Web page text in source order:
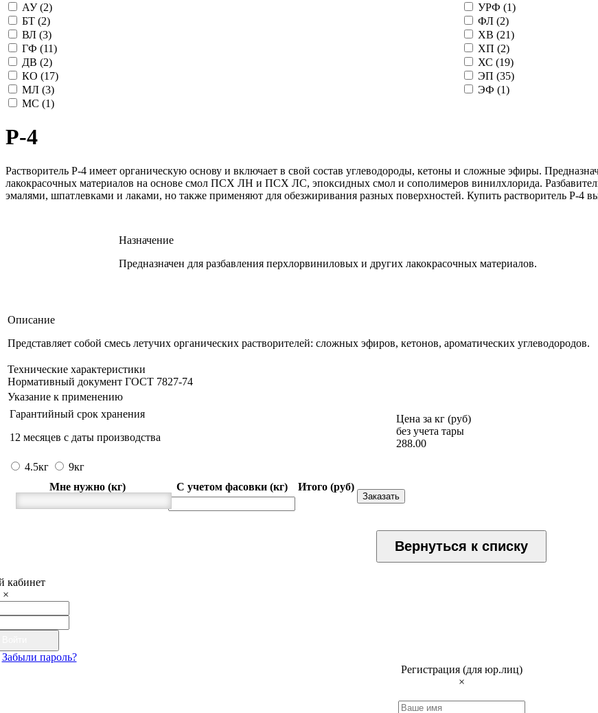
АУ (2)
БТ (2)
ВЛ (3)
ГФ (11)
ДВ (2)
КО (17)
МЛ (3)
МС (1)
УРФ (1)
ФЛ (2)
ХВ (21)
ХП (2)
ХС (19)
ЭП (35)
ЭФ (1)
Р-4
Растворитель Р-4 имеет органическую основу и включает в свой состав углеводороды, кетоны и сложные эфиры.
лакокрасочных материалов на основе смол ПСХ ЛН и ПСХ ЛС, эпоксидных смол и сополимеров винилхлорида.
эмалями, шпатлевками и лаками, но также применяют для обезжиривания разных поверхностей. Купить растворитель Р-4
Назначение
Предназначен для разбавления перхлорвиниловых и других лакокрасочных материалов.
Описание
Представляет собой смесь летучих органических растворителей: сложных эфиров, кетонов, ароматических углеводородов.
Технические характеристики
Нормативный документ ГОСТ 7827-74
Указание к применению
Гарантийный срок хранения
12 месяцев с даты производства
Цена за кг (руб)
без учета тары
288.00
4.5кг
9кг
Мне нужно (кг)
С учетом фасовки (кг) Итого (руб)
Заказать
Вернуться к списку
кабинет
×
Забыли пароль?
Регистрация (для юр.лиц)
×